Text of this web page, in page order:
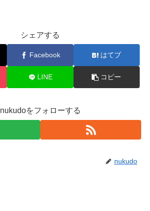
シェアする
Facebook はてブ
LINE コピー
nukudoをフォローする
nukudo